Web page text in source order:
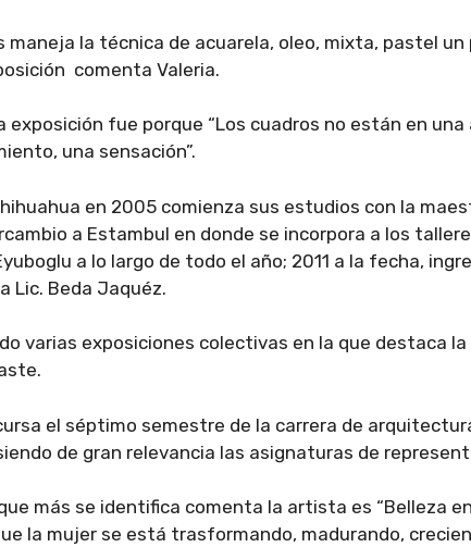
maneja la técnica de acuarela, oleo, mixta, pastel un
comenta Valeria.
exposición fue porque “Los cuadros no están en
una sensación”.
en 2005 comienza sus estudios con la
a Estambul en donde se incorpora a los
a lo largo de todo el año; 2011 a la fecha,
Lic. Beda Jaquéz.
varias exposiciones colectivas en la que destaca la
el séptimo semestre de la carrera de
de gran relevancia las asignaturas de
más se identifica comenta la artista es “Belleza
la mujer se está trasformando, madurando,